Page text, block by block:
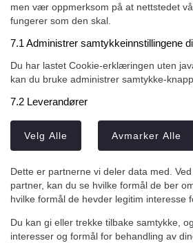
men vær oppmerksom på at nettstedet
fungerer som den skal.
7.1 Administrer samtykkeinnstillingene
Du har lastet Cookie-erklæringen uten
kan du bruke administrer samtykke-
7.2 Leverandører
Velg Alle Avmarker Alle
Dette er partnerne vi deler data med.
partner, kan du se hvilke formål de ber
hvilke formål de hevder legitim interesse
Du kan gi eller trekke tilbake samtykke,
interesser og formål for behandling av